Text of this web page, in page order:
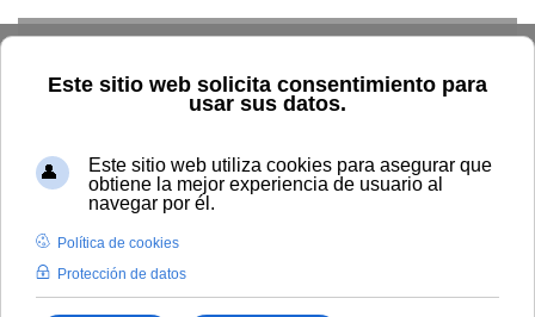
Inicio Vida universitaria
Biblioteca y publicaciones
Publicaciones
Búsqueda por autor